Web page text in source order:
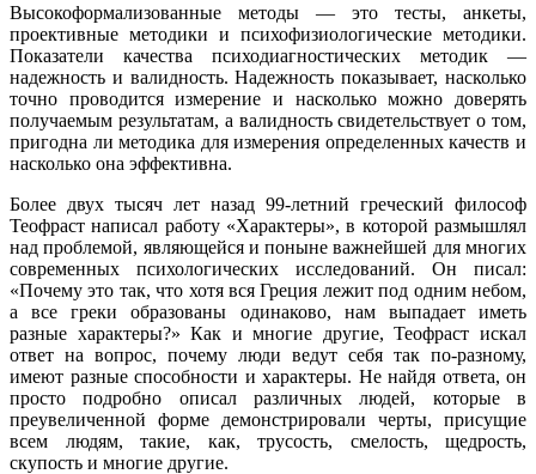
Высокоформализованные методы — это тесты, анкеты,
проективные методики и психофизиологические методики.
Показатели качества психодиагностических методик —
надежность и валидность. Надежность показывает, насколько
точно проводится измерение и насколько можно доверять
получаемым результатам, а валидность свидетельствует о том,
пригодна ли методика для измерения определенных качеств и
насколько она эффективна.
Более двух тысяч лет назад 99-летний греческий философ
Теофраст написал работу «Характеры», в которой размышлял
над проблемой, являющейся и поныне важнейшей для многих
современных психологических исследований. Он писал:
«Почему это так, что хотя вся Греция лежит под одним небом,
а все греки образованы одинаково, нам выпадает иметь
разные характеры?» Как и многие другие, Теофраст искал
ответ на вопрос, почему люди ведут себя так по-разному,
имеют разные способности и характеры. Не найдя ответа, он
просто подробно описал различных людей, которые в
преувеличенной форме демонстрировали черты, присущие
всем людям, такие, как, трусость, смелость, щедрость,
скупость и многие другие.